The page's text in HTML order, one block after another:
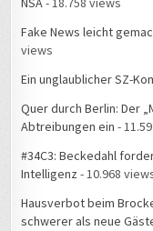
Fake News leicht
views
Ein unglaublicher SZ-
Quer durch Berlin: Der
Abtreibungen ein -
#34C3: Beckedahl
Intelligenz - 10.968
Hausverbot beim
schwerer als neue